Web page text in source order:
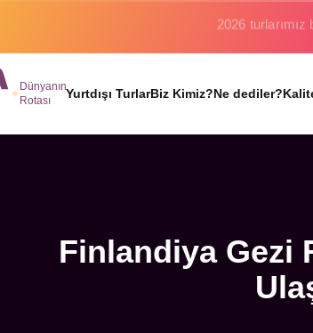
Binlerce
Dünyanın
Rotası
Yurtdışı TurlarBiz Kimiz?Ne dediler?
Finlandiya Gezi